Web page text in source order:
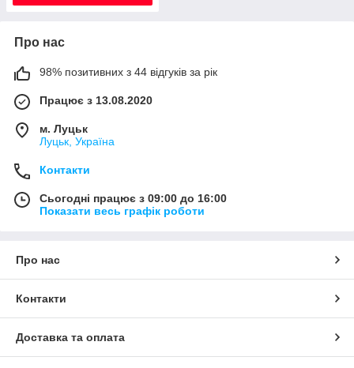
Про нас
98% позитивних з 44 відгуків за рік
Працює з 13.08.2020
м. Луцьк
Луцьк, Україна
Контакти
Сьогодні працює з 09:00 до 16:00
Показати весь графік роботи
Про нас
Контакти
Доставка та оплата